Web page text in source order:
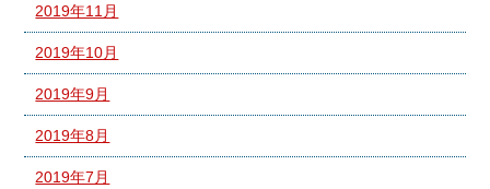
2019年11月
2019年10月
2019年9月
2019年8月
2019年7月